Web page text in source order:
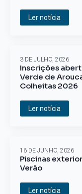
Ler notícia
Inscrições
Verde de
Colheitas 2026
3 DE JULHO, 2026
Ler notícia
Piscinas
Verão
16 DE JUNHO, 2026
Ler notícia